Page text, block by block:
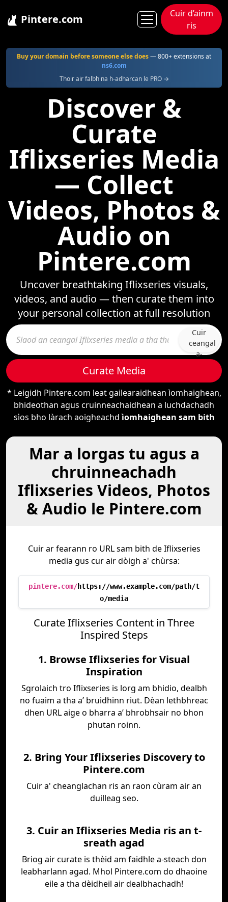
Pintere.com
Cuir d’ainm
ris
Buy your domain before someone else does— 800+ extensions at
ns6.com
Thoir air falbh na h-adharcan le PRO →
Discover &
Curate
Iflixseries Media
— Collect
Videos, Photos &
Audio on
Pintere.com
Uncover breathtaking Iflixseries visuals,
videos, and audio — then curate them into
your personal collection at full resolution
Cuir
ceangal
a-
Curate Media
* Leigidh Pintere.com leat gailearaidhean ìomhaighean,
bhideothan agus cruinneachaidhean a luchdachadh
sìos bho làrach aoigheachdìomhaighean sam bith
Mar a lorgas tu agus a
chruinneachadh
Iflixseries Videos, Photos
& Audio le Pintere.com
Cuir ar fearann ro URL sam bith de Iflixseries
media gus cur air dòigh a' chùrsa:
pintere.com/https://www.example.com/path/t
o/media
Curate Iflixseries Content in Three
Inspired Steps
1. Browse Iflixseries for Visual
Inspiration
Sgrolaich tro Iflixseries is lorg am bhidio, dealbh
no fuaim a tha a’ bruidhinn riut. Dèan lethbhreac
dhen URL aige o bharra a’ bhrobhsair no bhon
phutan roinn.
2. Bring Your Iflixseries Discovery to
Pintere.com
Cuir a' cheanglachan ris an raon cùram air an
duilleag seo.
3. Cuir an Iflixseries Media ris an t-
sreath agad
Briog air curate is thèid am faidhle a-steach don
leabharlann agad. Mhol Pintere.com do dhaoine
eile a tha dèidheil air dealbhachadh!